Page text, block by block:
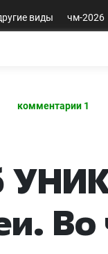
виды чм-2026
комментарии 1
Во